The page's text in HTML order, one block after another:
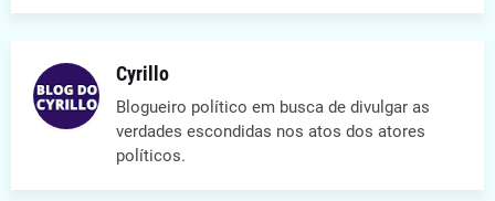
Cyrillo
Blogueiro político em busca de divulgar as
verdades escondidas nos atos dos atores
políticos.